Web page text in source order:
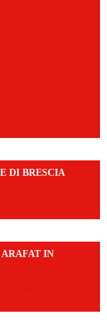
DI BRESCIA
IN